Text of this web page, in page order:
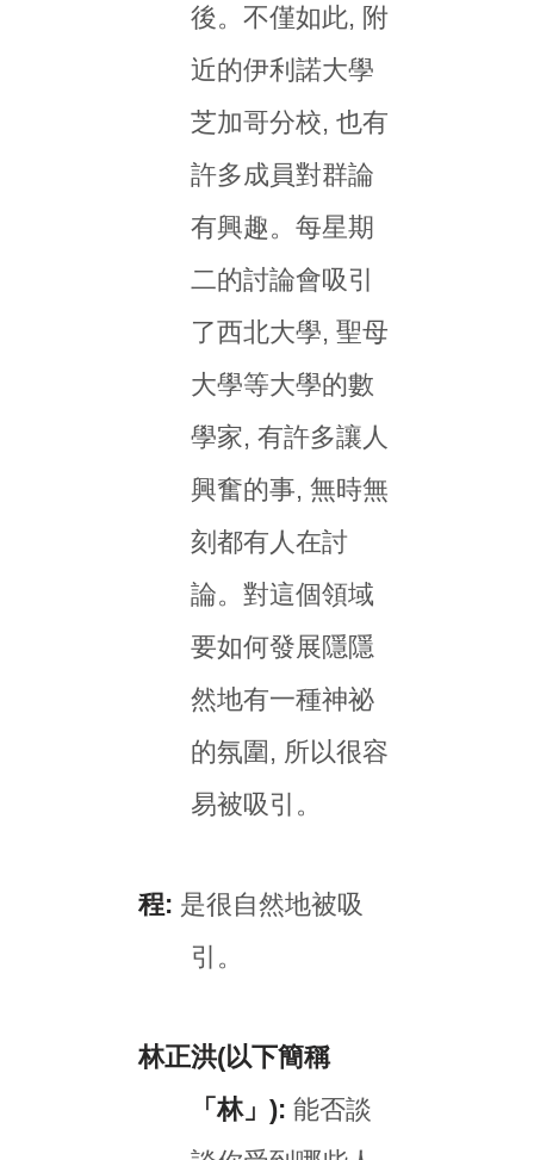
後。不僅如此, 附
近的伊利諾大學
芝加哥分校, 也有
許多成員對群論
有興趣。每星期
二的討論會吸引
了西北大學, 聖母
大學等大學的數
學家, 有許多讓人
興奮的事, 無時無
刻都有人在討
論。對這個領域
要如何發展隱隱
然地有一種神祕
的氛圍, 所以很容
易被吸引。
程: 是很自然地被吸
引。
林正洪(以下簡稱
「林」): 能否談